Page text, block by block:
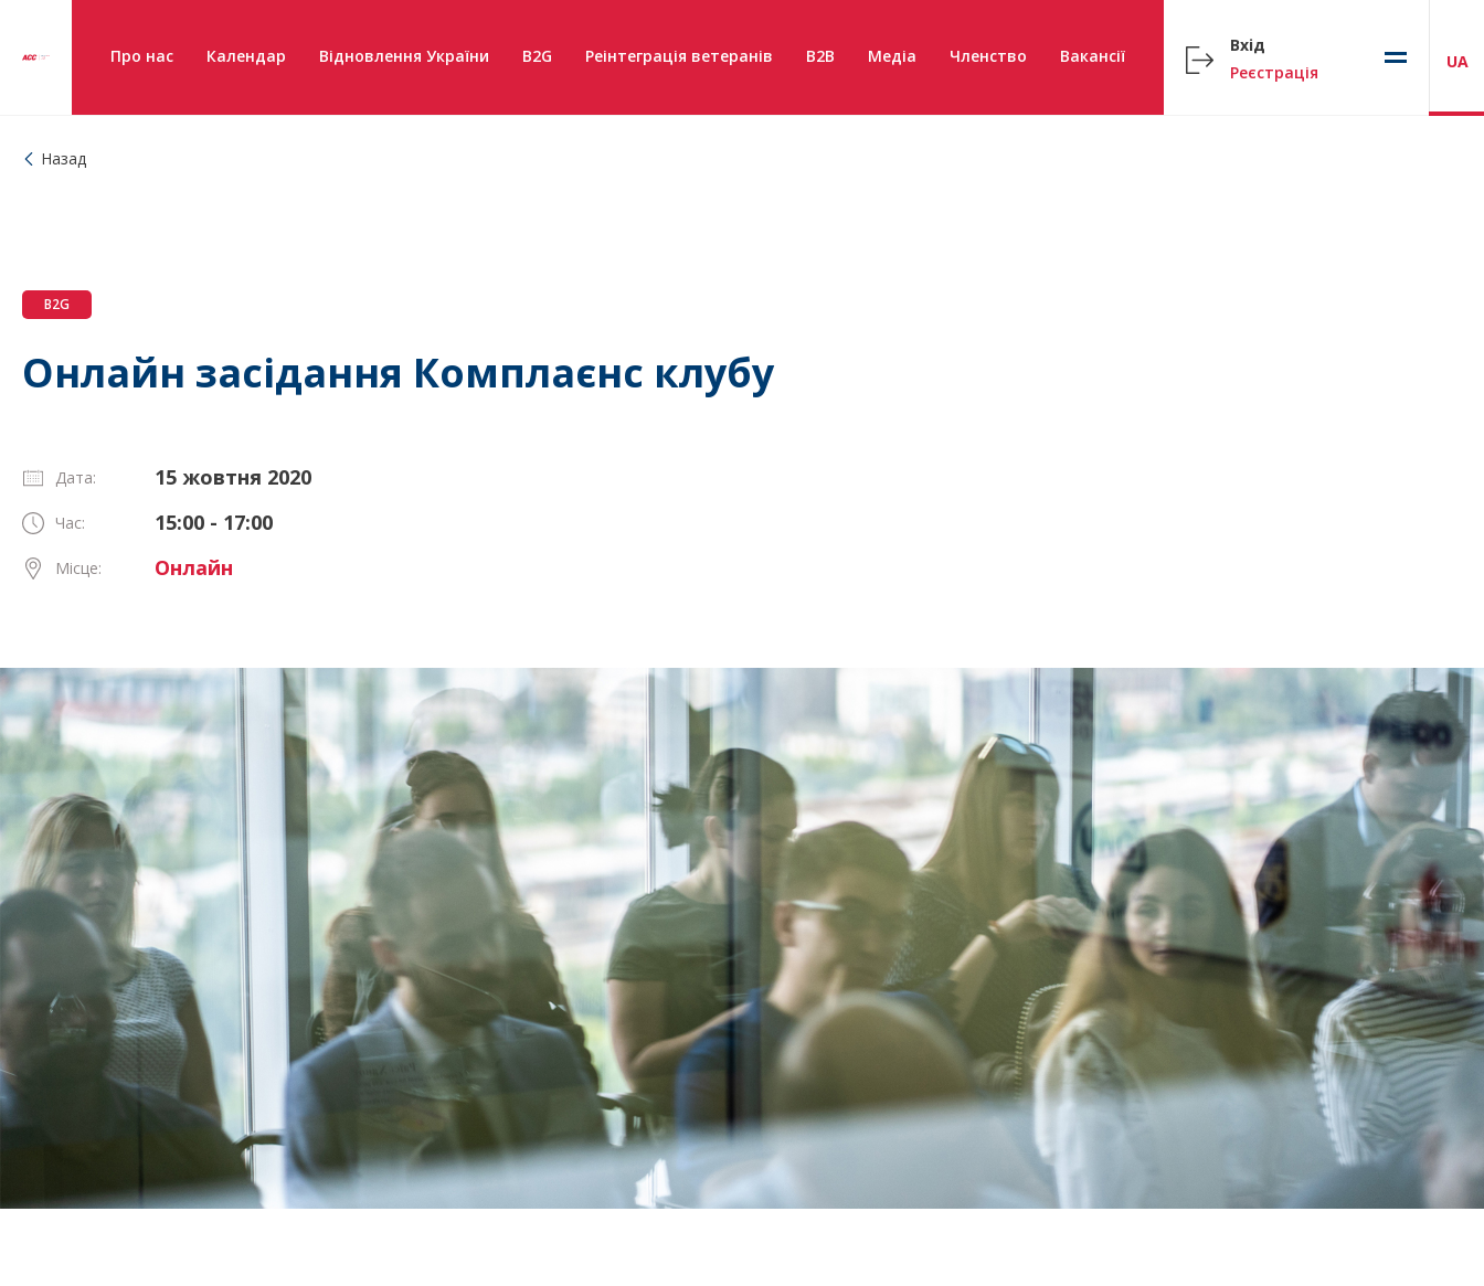
Про нас Календар Відновлення України B2G Реінтеграція ветеранів B2B Медіа Членство Вакансії
Вхід
Реєстрація
UA
Назад
B2G
Онлайн засідання Комплаєнс клубу
Дата: 15 жовтня 2020
Час: 15:00 - 17:00
Місце: Онлайн